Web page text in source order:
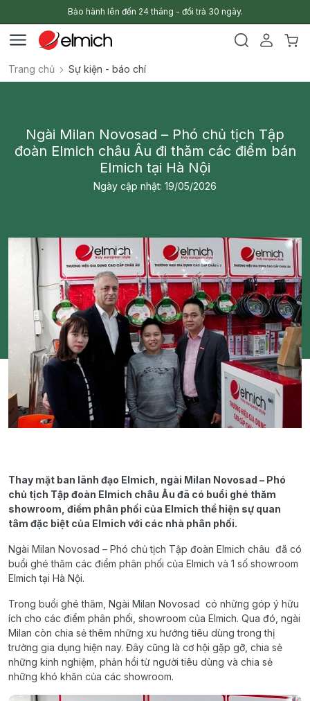
Bảo hành lên đến 24 tháng - đổi trả 30 ngày.
Trang chủ Sự kiện - báo chí
Ngài Milan Novosad – Phó chủ tịch Tập
đoàn Elmich châu Âu đi thăm các điểm bán
Elmich tại Hà Nội
Ngày cập nhật: 19/05/2026
Thay mặt ban lãnh đạo Elmich, ngài Milan Novosad – Phó
chủ tịch Tập đoàn Elmich châu Âu đã có buổi ghé thăm
showroom, điểm phân phối của Elmich thể hiện sự quan
tâm đặc biệt của Elmich với các nhà phân phối.
Ngài Milan Novosad – Phó chủ tịch Tập đoàn Elmich châu đã có
buổi ghé thăm các điểm phân phối của Elmich và 1 số showroom
Elmich tại Hà Nội.
Trong buổi ghé thăm, Ngài Milan Novosad có những góp ý hữu
ích cho các điểm phân phối, showroom của Elmich. Qua đó, ngài
Milan còn chia sẻ thêm những xu hướng tiêu dùng trong thị
trường gia dụng hiện nay. Đây cũng là cơ hội gặp gỡ, chia sẻ
những kinh nghiệm, phản hồi từ người tiêu dùng và chia sẻ
những khó khăn của các showroom.